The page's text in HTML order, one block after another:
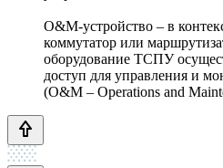
O&M-устройство – в
коммутатор или
оборудование ТСПУ
доступ для управления и
(O&M – Operations and